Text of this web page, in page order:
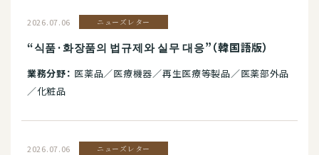
2026.07.06 ニューズレター
“식품·화장품의 법규제와 실무 대응”（韓国語版）
業務分野： 医薬品／医療機器／再生医療等製品／医薬部外品
／化粧品
2026.07.06 ニューズレター